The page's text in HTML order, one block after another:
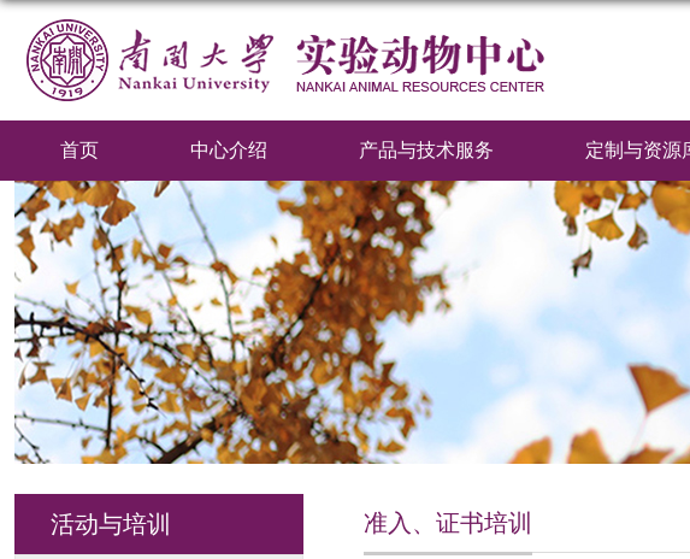
首页 中心介绍 产品与技术服务 定制与资源
活动与培训 准入、证书培训